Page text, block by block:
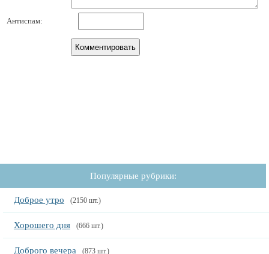
Антиспам:
Популярные рубрики:
Доброе утро (2150 шт.)
Хорошего дня (666 шт.)
Доброго вечера (873 шт.)